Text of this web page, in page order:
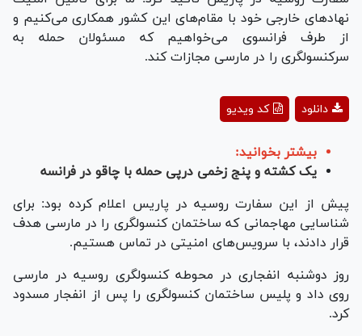
نهاد‌های خارجی خود با مقام‌های این کشور همکاری می‌کنیم و
از طرف فرانسوی می‌خواهیم که مسئولان حمله به
سرکنسولگری را در مارسی مجازات کند.
Playکد ویدیو دانلود
بیشتر بخوانید:
یک کشته و پنج زخمی درپی حمله با چاقو در فرانسه
پیش از این سفارت روسیه در پاریس اعلام کرده بود: برای
شناسایی مهاجمانی که ساختمان کنسولگری را در مارسی هدف
قرار دادند، با سرویس‌های امنیتی در تماس هستیم.
روز دوشنبه انفجاری در محوطه کنسولگری روسیه در مارسی
روی داد و پلیس ساختمان کنسولگری را پس از انفجار مسدود
کرد.